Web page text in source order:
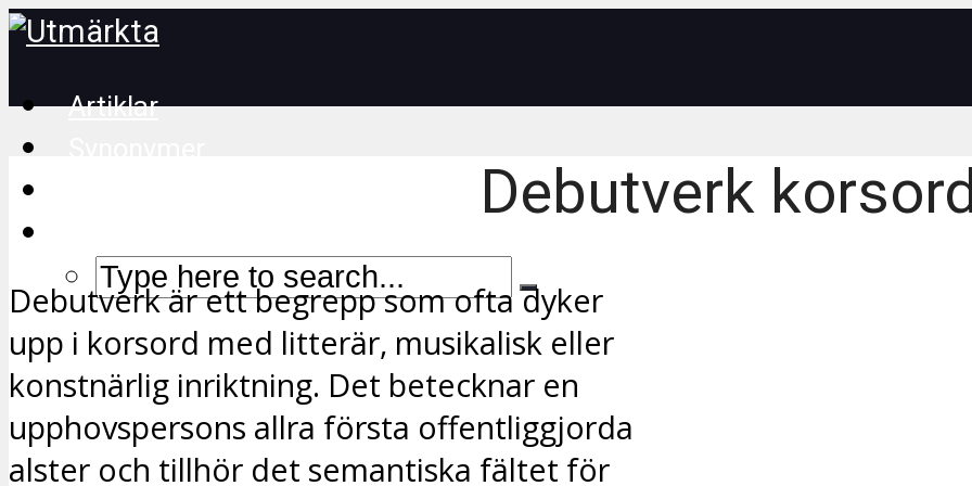
Artiklar
Debutverk
Debutverk är ett begrepp som ofta dyker
upp i korsord med litterär, musikalisk eller
konstnärlig inriktning. Det betecknar en
upphovspersons allra första offentliggjorda
alster och tillhör det semantiska fältet för